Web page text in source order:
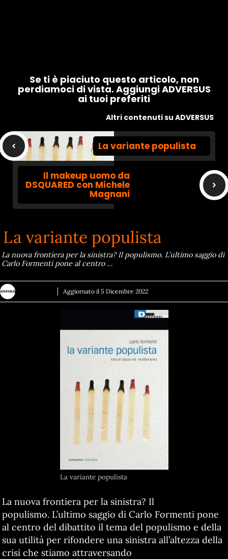
Se ti è piaciuto questo articolo, non
perdiamoci di vista. Aggiungi ADVERSUS
ai tuoi preferiti
Altri contenuti su ADVERSUS
La variante populista
Il makeup uomo da
DSQUARED con Michele
Magnani
La variante populista
La nuova frontiera per la sinistra? Il populismo. L’ultimo saggio di
Carlo Formenti pone al centro …
Aggiornato il 5 Dicembre 2022
La variante populista
La nuova frontiera per la sinistra? Il
populismo. L’ultimo saggio di Carlo Formenti pone
al centro del dibattito il tema del populismo e della
sua utilità per rifondere una sinistra all’altezza della
crisi che stiamo attraversando